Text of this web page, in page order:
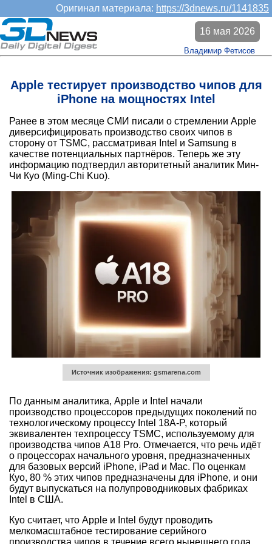
Оригинал материала: https://3dnews.ru/1141835
Apple тестирует производство чипов для
iPhone на мощностях Intel
16 мая 2026
Владимир Фетисов
Ранее в этом месяце СМИ писали о стремлении Apple
диверсифицировать производство своих чипов в
сторону от TSMC, рассматривая Intel и Samsung в
качестве потенциальных партнёров. Теперь же эту
информацию подтвердил авторитетный аналитик Мин-
Чи Куо (Ming-Chi Kuo).
Источник изображения: gsmarena.com
По данным аналитика, Apple и Intel начали
производство процессоров предыдущих поколений по
технологическому процессу Intel 18A-P, который
эквивалентен техпроцессу TSMC, используемому для
производства чипов A18 Pro. Отмечается, что речь идёт
о процессорах начального уровня, предназначенных
для базовых версий iPhone, iPad и Mac. По оценкам
Куо, 80 % этих чипов предназначены для iPhone, и они
будут выпускаться на полупроводниковых фабриках
Intel в США.
Куо считает, что Apple и Intel будут проводить
мелкомасштабное тестирование серийного
производства чипов в течение всего нынешнего года,